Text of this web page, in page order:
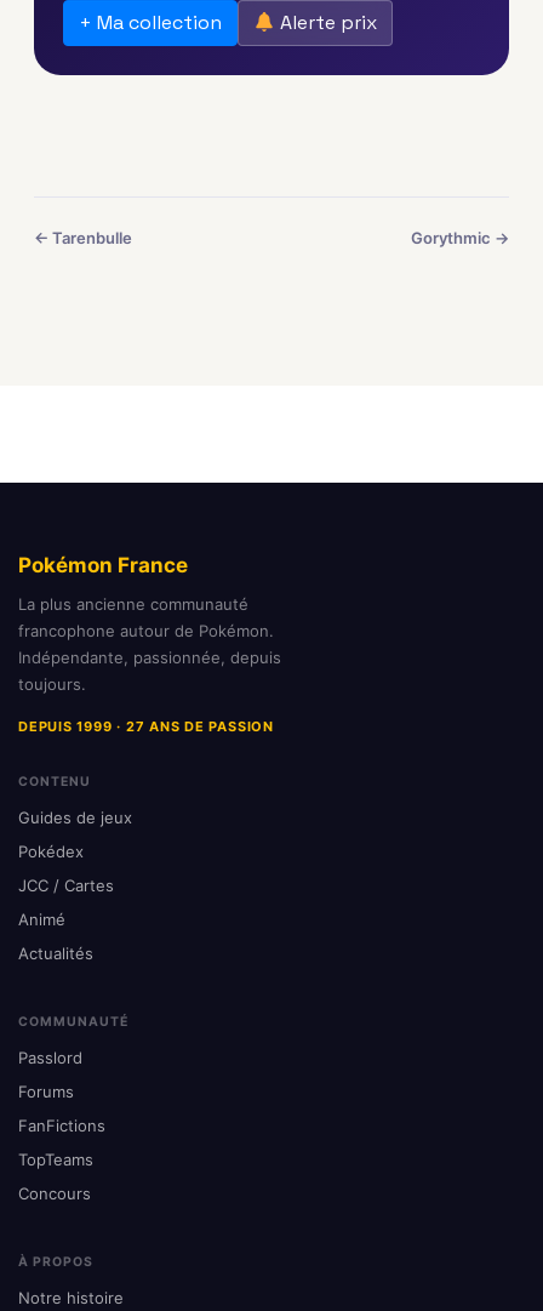
+ Ma collection Alerte prix
← Tarenbulle Gorythmic →
Pokémon France
La plus ancienne communauté
francophone autour de Pokémon.
Indépendante, passionnée, depuis
toujours.
DEPUIS 1999 · 27 ANS DE PASSION
CONTENU
Guides de jeux
Pokédex
JCC / Cartes
Animé
Actualités
COMMUNAUTÉ
Passlord
Forums
FanFictions
TopTeams
Concours
À PROPOS
Notre histoire